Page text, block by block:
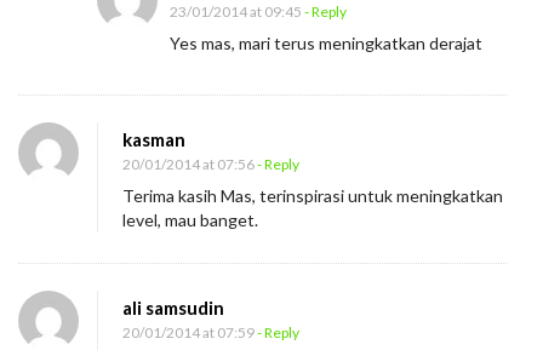
23/01/2014 at 09:45 - Reply
Yes mas, mari terus meningkatkan derajat
kasman
20/01/2014 at 07:56- Reply
Terima kasih Mas, terinspirasi untuk meningkatkan
level, mau banget.
ali samsudin
20/01/2014 at 07:59- Reply